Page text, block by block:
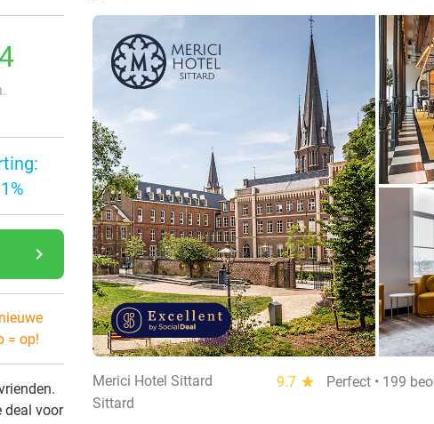
navigate_next
= op!
deal voor
Merici Hotel Sittard 9.7 star
Perfect • 199
Sittard